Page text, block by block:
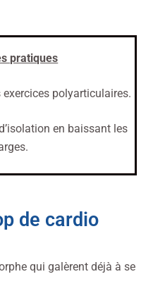
pratiques
polyarticulaires.
en baissant les
de cardio
qui galèrent déjà à se